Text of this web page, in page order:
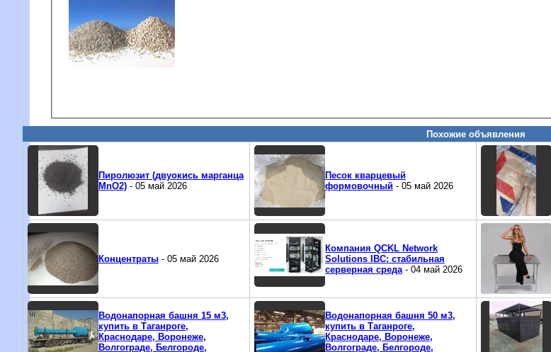
Похожие объявления
Пиролюзит (двуокись марганца
MnO2)- 05 май 2026
Песок кварцевый
формовочный- 05 май 2026
Концентраты- 05 май 2026
Компания QCKL Network
Solutions IBC: стабильная
серверная среда- 04 май 2026
Водонапорная башня 15 м3,
купить в Таганроге,
Краснодаре, Воронеже,
Волгограде, Белгороде,
Водонапорная башня 50 м3,
купить в Таганроге,
Краснодаре, Воронеже,
Волгограде, Белгороде,